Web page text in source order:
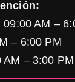
AM –
– 6:00 PM
AM – 3:00 PM